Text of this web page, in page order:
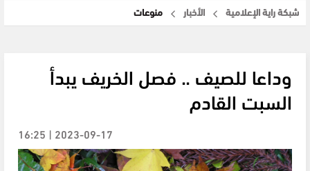
شبكة راية الإعلامية الأخبار منوعات
وداعا للصيف .. فصل الخريف يبدأ
السبت القادم
2023-09-17 | 16:25